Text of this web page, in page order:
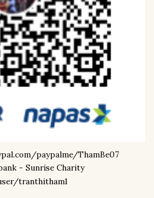
paypalme/ThamBe07
- Sunrise Charity
tranthitham1